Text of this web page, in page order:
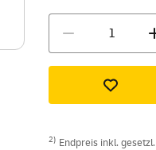
2) Endpreis inkl.